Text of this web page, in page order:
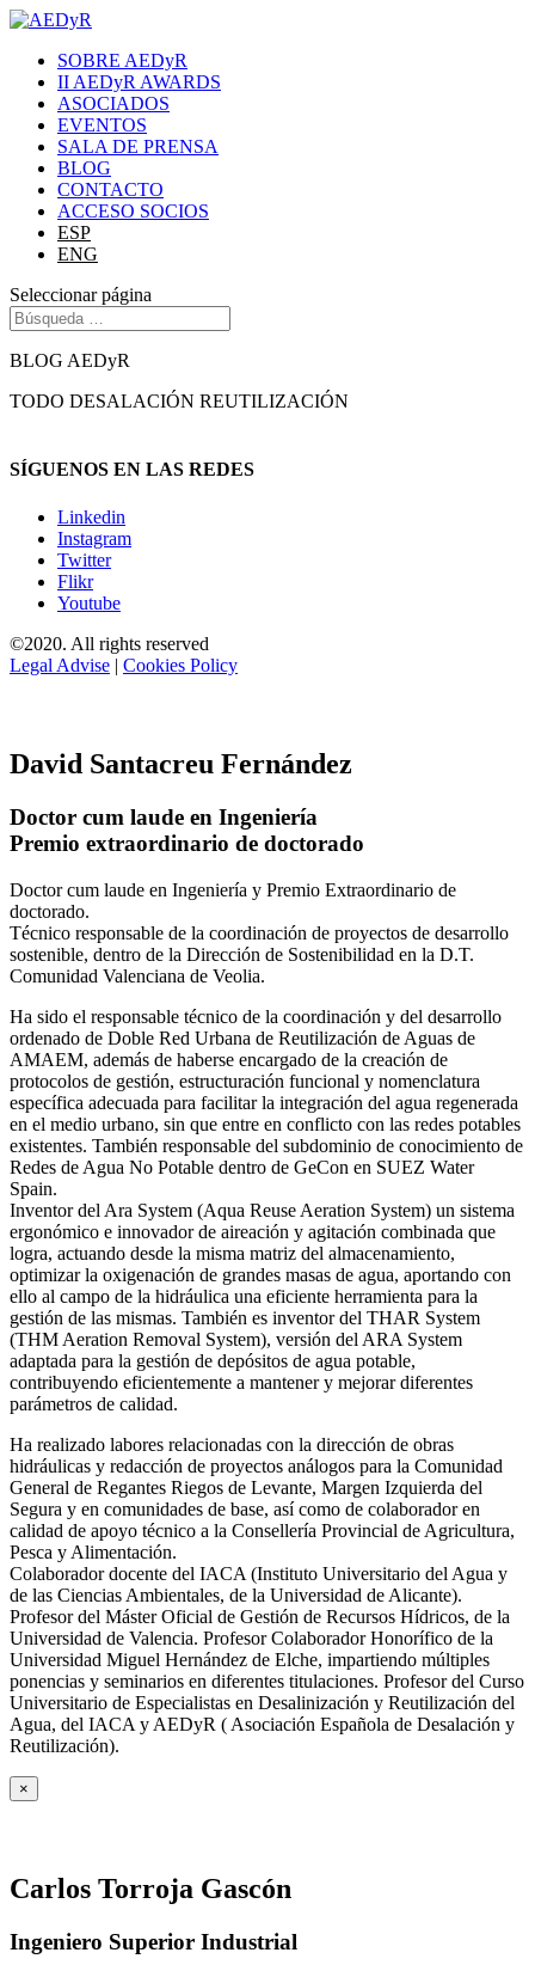
SOBRE AEDyR
II AEDyR AWARDS
ASOCIADOS
EVENTOS
SALA DE PRENSA
BLOG
CONTACTO
ACCESO SOCIOS
ESP
ENG
Seleccionar página
BLOG AEDyR
TODO DESALACIÓN REUTILIZACIÓN
SÍGUENOS EN LAS REDES
Linkedin
Instagram
Twitter
Flikr
Youtube
©2020. All rights reserved
Legal Advise | Cookies Policy
David Santacreu Fernández
Doctor cum laude en Ingeniería
Premio extraordinario de doctorado
Doctor cum laude en Ingeniería y Premio Extraordinario de
doctorado.
Técnico responsable de la coordinación de proyectos de desarrollo
sostenible, dentro de la Dirección de Sostenibilidad en la D.T.
Comunidad Valenciana de Veolia.
Ha sido el responsable técnico de la coordinación y del desarrollo
ordenado de Doble Red Urbana de Reutilización de Aguas de
AMAEM, además de haberse encargado de la creación de
protocolos de gestión, estructuración funcional y nomenclatura
específica adecuada para facilitar la integración del agua regenerada
en el medio urbano, sin que entre en conflicto con las redes potables
existentes. También responsable del subdominio de conocimiento de
Redes de Agua No Potable dentro de GeCon en SUEZ Water
Spain.
Inventor del Ara System (Aqua Reuse Aeration System) un sistema
ergonómico e innovador de aireación y agitación combinada que
logra, actuando desde la misma matriz del almacenamiento,
optimizar la oxigenación de grandes masas de agua, aportando con
ello al campo de la hidráulica una eficiente herramienta para la
gestión de las mismas. También es inventor del THAR System
(THM Aeration Removal System), versión del ARA System
adaptada para la gestión de depósitos de agua potable,
contribuyendo eficientemente a mantener y mejorar diferentes
parámetros de calidad.
Ha realizado labores relacionadas con la dirección de obras
hidráulicas y redacción de proyectos análogos para la Comunidad
General de Regantes Riegos de Levante, Margen Izquierda del
Segura y en comunidades de base, así como de colaborador en
calidad de apoyo técnico a la Consellería Provincial de Agricultura,
Pesca y Alimentación.
Colaborador docente del IACA (Instituto Universitario del Agua y
de las Ciencias Ambientales, de la Universidad de Alicante).
Profesor del Máster Oficial de Gestión de Recursos Hídricos, de la
Universidad de Valencia. Profesor Colaborador Honorífico de la
Universidad Miguel Hernández de Elche, impartiendo múltiples
ponencias y seminarios en diferentes titulaciones. Profesor del Curso
Universitario de Especialistas en Desalinización y Reutilización del
Agua, del IACA y AEDyR ( Asociación Española de Desalación y
Reutilización).
×
Carlos Torroja Gascón
Ingeniero Superior Industrial